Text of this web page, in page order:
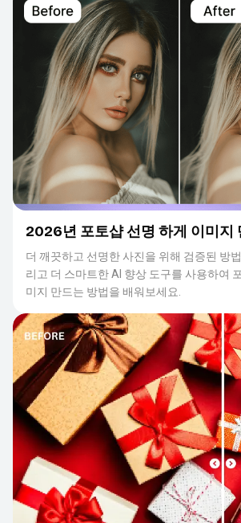
2026년 포토샵 선명 하게 이미지
더 깨끗하고 선명한 사진을 위해 검증된 방
리고 더 스마트한 AI 향상 도구를 사용하여
미지 만드는 방법을 배워보세요.